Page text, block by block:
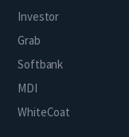
Investor
Grab
Softbank
MDI
WhiteCoat